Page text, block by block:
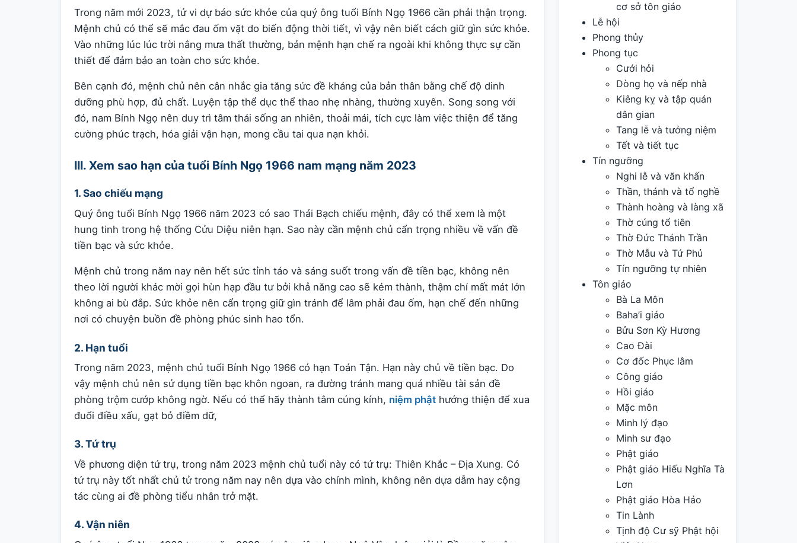
Trong năm mới 2023, tử vi dự báo sức khỏe của quý ông tuổi Bính Ngọ 1966 cần phải thận trọng.
Mệnh chủ có thể sẽ mắc đau ốm vặt do biến động thời tiết, vì vậy nên biết cách giữ gìn sức khỏe.
Vào những lúc lúc trời nắng mưa thất thường, bản mệnh hạn chế ra ngoài khi không thực sự cần
thiết để đảm bảo an toàn cho sức khỏe.
Bên cạnh đó, mệnh chủ nên cân nhắc gia tăng sức đề kháng của bản thân bằng chế độ dinh
dưỡng phù hợp, đủ chất. Luyện tập thể dục thể thao nhẹ nhàng, thường xuyên. Song song với
đó, nam Bính Ngọ nên duy trì tâm thái sống an nhiên, thoải mái, tích cực làm việc thiện để tăng
cường phúc trạch, hóa giải vận hạn, mong cầu tai qua nạn khỏi.
III. Xem sao hạn của tuổi Bính Ngọ 1966 nam mạng năm 2023
1. Sao chiếu mạng
Quý ông tuổi Bính Ngọ 1966 năm 2023 có sao Thái Bạch chiếu mệnh, đây có thể xem là một
hung tinh trong hệ thống Cửu Diệu niên hạn. Sao này cần mệnh chủ cẩn trọng nhiều về vấn đề
tiền bạc và sức khỏe.
Mệnh chủ trong năm nay nên hết sức tỉnh táo và sáng suốt trong vấn đề tiền bạc, không nên
theo lời người khác mời gọi hùn hạp đầu tư bởi khả năng cao sẽ kém thành, thậm chí mất mát lớn
không ai bù đắp. Sức khỏe nên cẩn trọng giữ gìn tránh để lâm phải đau ốm, hạn chế đến những
nơi có chuyện buồn đề phòng phúc sinh hao tổn.
2. Hạn tuổi
Trong năm 2023, mệnh chủ tuổi Bính Ngọ 1966 có hạn Toán Tận. Hạn này chủ về tiền bạc. Do
vậy mệnh chủ nên sử dụng tiền bạc khôn ngoan, ra đường tránh mang quá nhiều tài sản đề
phòng trộm cướp không ngờ. Nếu có thể hãy thành tâm cúng kính, niệm phật hướng thiện để xua
đuổi điều xấu, gạt bỏ điềm dữ,
3. Tứ trụ
Về phương diện tứ trụ, trong năm 2023 mệnh chủ tuổi này có tứ trụ: Thiên Khắc – Địa Xung. Có
tứ trụ này tốt nhất chủ tử trong năm nay nên dựa vào chính mình, không nên dựa dẫm hay cộng
tác cùng ai đề phòng tiểu nhân trở mặt.
4. Vận niên
cơ sở tôn giáo
Lễ hội
Phong thủy
Phong tục
Cưới hỏi
Dòng họ và nếp nhà
Kiêng kỵ và tập quán
dân gian
Tang lễ và tưởng niệm
Tết và tiết tục
Tín ngưỡng
Nghi lễ và văn khấn
Thần, thánh và tổ nghề
Thành hoàng và làng xã
Thờ cúng tổ tiên
Thờ Đức Thánh Trần
Thờ Mẫu và Tứ Phủ
Tín ngưỡng tự nhiên
Tôn giáo
Bà La Môn
Baha’i giáo
Bửu Sơn Kỳ Hương
Cao Đài
Cơ đốc Phục lâm
Công giáo
Hồi giáo
Mặc môn
Minh lý đạo
Minh sư đạo
Phật giáo
Phật giáo Hiếu Nghĩa Tà
Lơn
Phật giáo Hòa Hảo
Tin Lành
Tịnh độ Cư sỹ Phật hội